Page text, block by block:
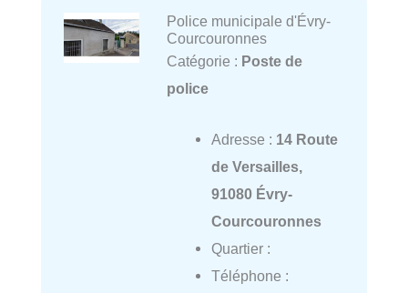
Police municipale d'Évry-
Courcouronnes
Catégorie : Poste de
police
Adresse : 14 Route
de Versailles,
91080 Évry-
Courcouronnes
Quartier :
Téléphone :